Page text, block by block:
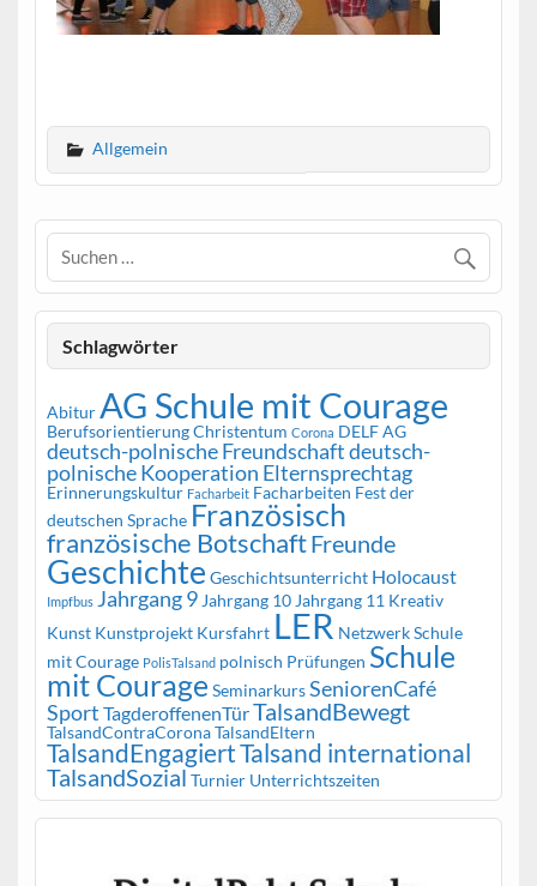
Allgemein
Schlagwörter
AbiturAG Schule mit Courage
BerufsorientierungChristentum Corona DELF AG
deutsch-polnische Freundschaftdeutsch-
polnische Kooperation Elternsprechtag
Erinnerungskultur Facharbeit Facharbeiten Fest der
deutschen Sprache Französisch
französische BotschaftFreunde
Geschichte Geschichtsunterricht Holocaust
Impfbus Jahrgang 9 Jahrgang 10 Jahrgang 11 Kreativ
Kunst Kunstprojekt Kursfahrt LER Netzwerk Schule
mit Courage PolisTalsand polnisch Prüfungen Schule
mit Courage SeminarkursSeniorenCafé
Sport TagderoffenenTürTalsandBewegt
TalsandContraCoronaTalsandEltern
TalsandEngagiertTalsand international
TalsandSozial Turnier Unterrichtszeiten